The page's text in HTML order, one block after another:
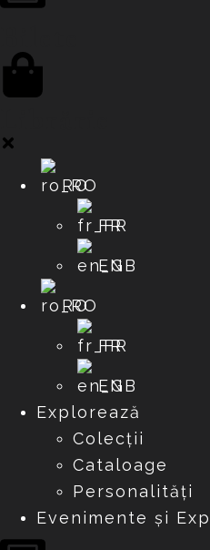
RO
FR
EN
RO
FR
EN
Explorează
Colecții
Cataloage
Personalități
Evenimente și